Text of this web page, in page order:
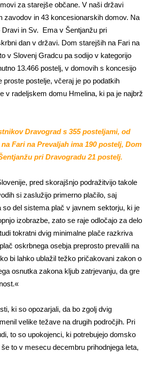
za starejše občane. V naši državi
zavodov in 43 koncesionarskih domov. Na
in Sv. Ema v Šentjanžu pri
dan v državi. Dom starejših na Fari na
v Slovenj Gradcu pa sodijo v kategorijo
13.466 postelj, v domovih s koncesijo
proste postelje, včeraj je po podatkih
v radeljskem domu Hmelina, ki pa je najbrž
Dravograd s 355 posteljami, od
Fari na Prevaljah ima 190 postelj, Dom
pri Dravogradu 21 postelj.
pred skorajšnjo podražitvijo takole
si zaslužijo primerno plačilo, saj
del sistema plač v javnem sektorju, ki je
izobrazbe, zato se raje odločajo za delo
tokratni dvig minimalne plače razkriva
oskrbnega osebja preprosto prevalili na
bi lahko ublažil težko pričakovani zakon o
osnutka zakona kljub zatrjevanju, da gre
ki so opozarjali, da bo zgolj dvig
velike težave na drugih področjih. Pri
to so upokojenci, ki potrebujejo domsko
to v mesecu decembru prihodnjega leta,